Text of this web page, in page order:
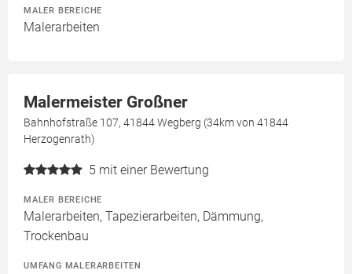
MALER BEREICHE
Malerarbeiten
Malermeister Großner
Bahnhofstraße 107, 41844 Wegberg (34km von 41844
Herzogenrath)
5 mit einer Bewertung
MALER BEREICHE
Malerarbeiten, Tapezierarbeiten, Dämmung,
Trockenbau
UMFANG MALERARBEITEN